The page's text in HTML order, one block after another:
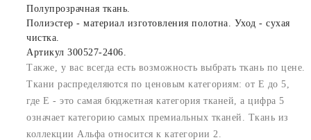
Полупрозрачная ткань.
Полиэстер - материал изготовления полотна. Уход - сухая
чистка.
Артикул 300527-2406.
Также, у вас всегда есть возможность выбрать ткань по цене.
Ткани распределяются по ценовым категориям: от E до 5,
где Е - это самая бюджетная категория тканей, а цифра 5
означает категорию самых премиальных тканей. Ткань из
коллекции Альфа относится к категории 2.